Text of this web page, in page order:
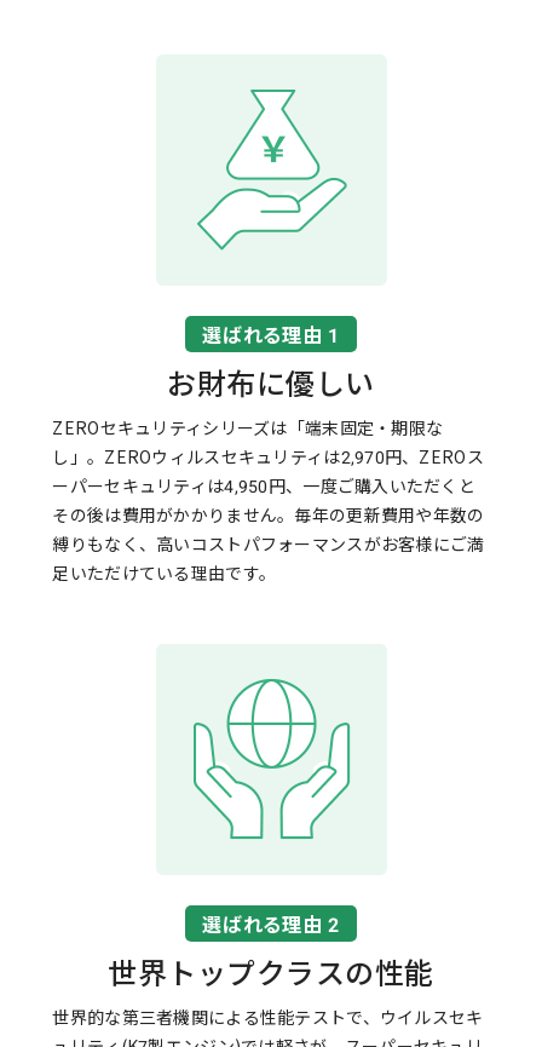
選ばれる理由 1
お財布に優しい
ZEROセキュリティシリーズは「端末固定・期限な
し」。ZEROウィルスセキュリティは2,970円、ZEROス
ーパーセキュリティは4,950円、一度ご購入いただくと
その後は費用がかかりません。毎年の更新費用や年数の
縛りもなく、高いコストパフォーマンスがお客様にご満
足いただけている理由です。
選ばれる理由 2
世界トップクラスの性能
世界的な第三者機関による性能テストで、ウイルスセキ